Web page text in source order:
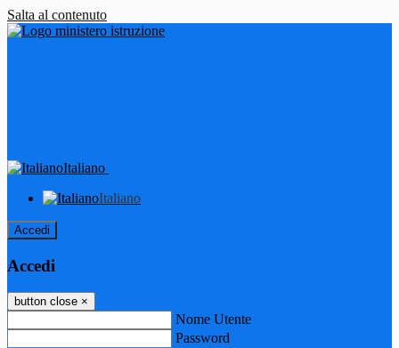
Salta al contenuto
Italiano
Italiano
Accedi
Accedi
button close ×
Nome Utente
Password